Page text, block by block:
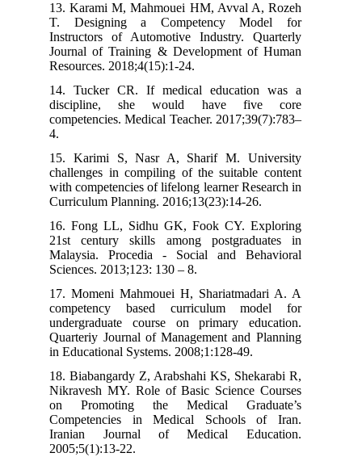
13. Karami M, Mahmouei HM, Avval A, Rozeh
T. Designing a Competency Model for
Instructors of Automotive Industry. Quarterly
Journal of Training & Development of Human
Resources. 2018;4(15):1-24.
14. Tucker CR. If medical education was a
discipline, she would have five core
competencies. Medical Teacher. 2017;39(7):783–
15. Karimi S, Nasr A, Sharif M. University
challenges in compiling of the suitable content
with competencies of lifelong learner Research in
Curriculum Planning. 2016;13(23):14-26.
16. Fong LL, Sidhu GK, Fook CY. Exploring
21st century skills among postgraduates in
Malaysia. Procedia - Social and Behavioral
Sciences. 2013;123: 130 – 8.
17. Momeni Mahmouei H, Shariatmadari A. A
competency based curriculum model for
undergraduate course on primary education.
Quarteriy Journal of Management and Planning
in Educational Systems. 2008;1:128-49.
18. Biabangardy Z, Arabshahi KS, Shekarabi R,
Nikravesh MY. Role of Basic Science Courses
on Promoting the Medical Graduate’s
Competencies in Medical Schools of Iran.
Iranian Journal of Medical Education.
2005;5(1):13-22.